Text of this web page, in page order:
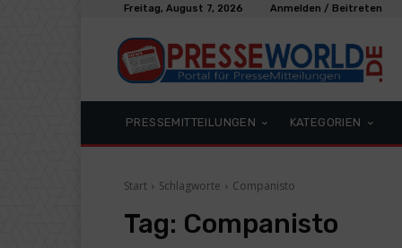
Freitag, August 7, 2026 Anmelden / Beitreten
PRESSEMITTEILUNGEN KATEGORIEN
Start Schlagworte Companisto
Tag: Companisto